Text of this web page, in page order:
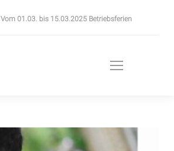
Vom 01.03. bis 15.03.2025 Betriebsferien